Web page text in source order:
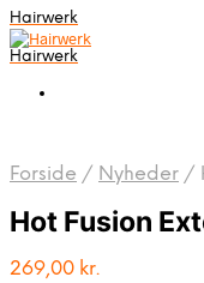
Hairwerk
Hairwerk
Forside / Nyheder /
Hot Fusion
269,00 kr.